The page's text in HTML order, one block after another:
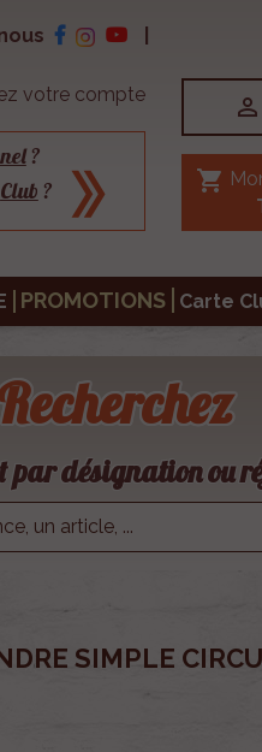
votre compte
?
Club ?

shopping_cart
PROMOTIONS Carte
désignation ou
SIMPLE